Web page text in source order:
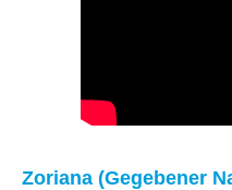
Zoriana (Gegebener